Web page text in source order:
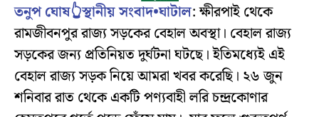
তনুপ ঘোষ👆স্থানীয় সংবাদ•ঘাটাল: ক্ষীরপাই থেকে
রামজীবনপুর রাজ্য সড়কের বেহাল অবস্থা। বেহাল রাজ্য
সড়কের জন্য প্রতিনিয়ত দুর্ঘটনা ঘটছে। ইতিমধ্যেই এই
বেহাল রাজ্য সড়ক নিয়ে আমরা খবর করেছি। ২৬ জুন
শনিবার রাত থেকে একটি পণ্যবাহী লরি চন্দ্রকোণার